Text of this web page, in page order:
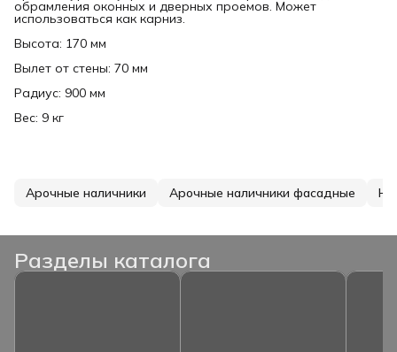
обрамления оконных и дверных проемов. Может
использоваться как карниз.
Высота: 170 мм
Вылет от стены: 70 мм
Радиус: 900 мм
Вес: 9 кг
Арочные наличники Арочные наличники фасадные
Разделы каталога